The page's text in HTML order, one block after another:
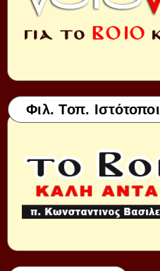
Φιλ. Τοπ. Ιστότοποι